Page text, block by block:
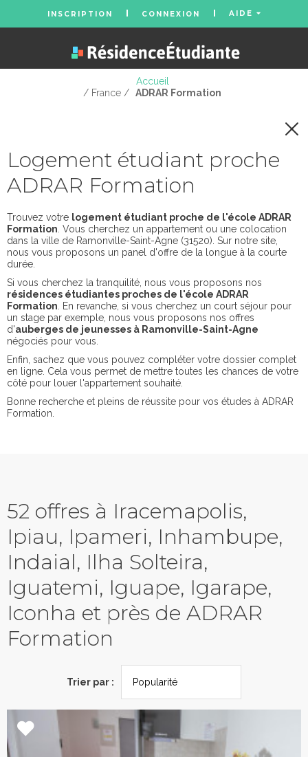
INSCRIPTION CONNEXION AIDE
Accueil
/ France / ADRAR Formation
Logement étudiant proche
ADRAR Formation
Trouvez votre logement étudiant proche de l'école ADRAR
Formation . Vous cherchez un appartement ou une colocation
dans la ville de Ramonville-Saint-Agne (31520). Sur notre site,
nous vous proposons un panel d'offre de la longue à la courte
durée.
Si vous cherchez la tranquilité, nous vous proposons nos
résidences étudiantes proches de l'école ADRAR
Formation . En revanche, si vous cherchez un court séjour pour
un stage par exemple, nous vous proposons nos offres
d'auberges de jeunesses à Ramonville-Saint-Agne
négociés pour vous.
Enfin, sachez que vous pouvez compléter votre dossier complet
en ligne. Cela vous permet de mettre toutes les chances de votre
côté pour louer l'appartement souhaité.
Bonne recherche et pleins de réussite pour vos études à ADRAR
Formation.
52 offres à Iracemapolis,
Ipiau, Ipameri, Inhambupe,
Indaial, Ilha Solteira,
Iguatemi, Iguape, Igarape,
Iconha et près de ADRAR
Formation
Trier par :